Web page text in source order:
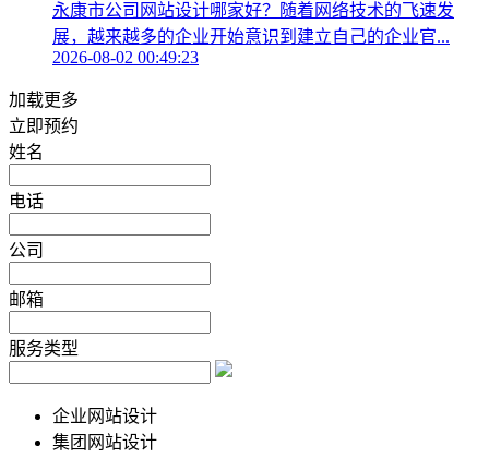
永康市公司网站设计哪家好？随着网络技术的飞速发
展，越来越多的企业开始意识到建立自己的企业官...
2026-08-02 00:49:23
加载更多
立即预约
姓名
电话
公司
邮箱
服务类型
企业网站设计
集团网站设计